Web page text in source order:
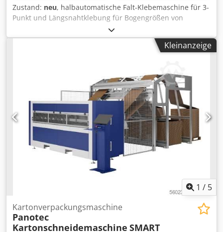
Zustand: neu, halbautomatische Falt-Klebemaschine für 3-
Punkt und Längsnahtklebung für Bogengrößen von
minimal 400x200mm und maximal 1700x800mm
verarbeiten Wellpappqualität bis zu 2-wellig auch
bedruckte und kaschierte Bögen Dkodpfxjrz Rmve Akqor
Kleinanzeige
1 / 5
Kartonverpackungsmaschine
Panotec
Kartonschneidemaschine SMART